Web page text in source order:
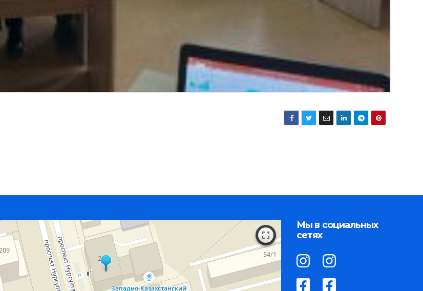
Мы в социальных
сетях